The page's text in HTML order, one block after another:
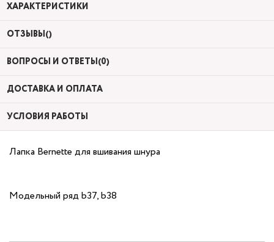
ХАРАКТЕРИСТИКИ
ОТЗЫВЫ()
ВОПРОСЫ И ОТВЕТЫ(0)
ДОСТАВКА И ОПЛАТА
УСЛОВИЯ РАБОТЫ
Лапка Bernette для вшивания шнура
Модельный ряд b37, b38